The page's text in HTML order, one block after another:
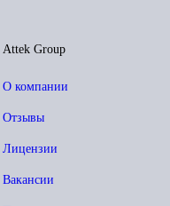
Attek Group
О компании
Отзывы
Лицензии
Вакансии